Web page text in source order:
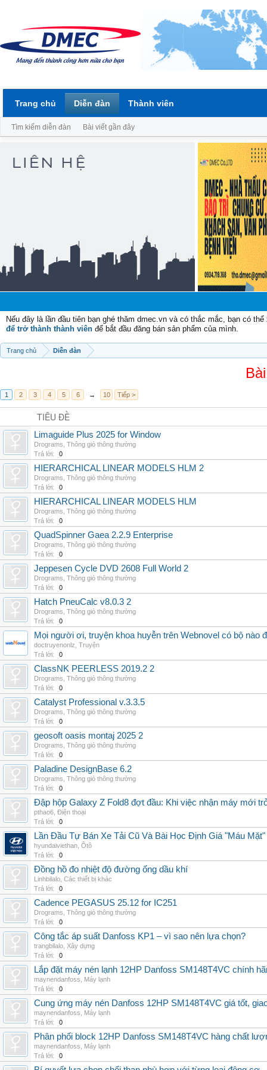
Nếu đây là lần đầu tiên bạn ghé thăm dmec.vn và có thắc mắc, bạn có
để trở thành thành viên để bắt đầu đăng bán sản phẩm của mình.
Trang chủ Diễn đàn
1 2 3 4 5 6 → 10 Tiếp >
TIÊU ĐỀ
Limaguide Plus 2025 for Window
Drograms Thông gió thông thường
Trả lời:
0
HIERARCHICAL LINEAR MODELS HLM 2
Drograms Thông gió thông thường
Trả lời:
0
HIERARCHICAL LINEAR MODELS HLM
Drograms Thông gió thông thường
Trả lời:
0
QuadSpinner Gaea 2.2.9 Enterprise
Drograms Thông gió thông thường
Trả lời:
0
Jeppesen Cycle DVD 2608 Full World 2
Drograms Thông gió thông thường
Trả lời:
0
Hatch PneuCalc v8.0.3 2
Drograms Thông gió thông thường
Trả lời:
0
Mọi người ơi, truyện khoa huyễn trên Webnovel có bộ nào
doctruyenonlz Truyện
Trả lời:
0
ClassNK PEERLESS 2019.2 2
Drograms Thông gió thông thường
Trả lời:
0
Catalyst Professional v.3.3.5
Drograms Thông gió thông thường
Trả lời:
0
geosoft oasis montaj 2025 2
Drograms Thông gió thông thường
Trả lời:
0
Paladine DesignBase 6.2
Drograms Thông gió thông thường
Trả lời:
0
Đập hộp Galaxy Z Fold8 đợt đầu: Khi việc nhận máy mới
pthao6 Điện thoại
Trả lời:
0
Lần Đầu Tự Bán Xe Tải Cũ Và Bài Học Định Giá "Máu
hyundaiviethan Ôtô
Trả lời:
0
Đồng hồ đo nhiệt độ đường ống dầu khí
Linhbilalo Các thiết bị khác
Trả lời:
0
Cadence PEGASUS 25.12 for IC251
Drograms Thông gió thông thường
Trả lời:
0
Công tắc áp suất Danfoss KP1 – vì sao nên lựa chọn?
trangbilalo Xây dựng
Trả lời:
0
Lắp đặt máy nén lạnh 12HP Danfoss SM148T4VC chính
maynendanfoss
Máy lạnh
Trả lời:
0
Cung ứng máy nén Danfoss 12HP SM148T4VC giá tốt,
maynendanfoss
Máy lạnh
Trả lời:
0
Phân phối block 12HP Danfoss SM148T4VC hàng chất
maynendanfoss
Máy lạnh
Trả lời:
0
Trang chủ Diễn đàn
Tìm kiếm diễn đàn Bài viết gần đây
Thành viên